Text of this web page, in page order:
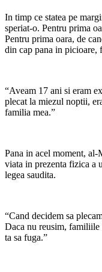
In timp ce statea pe
speriat-o. Pentru prima
Pentru prima oara, de
din cap pana in picioare,
“Aveam 17 ani si eram
plecat la miezul noptii,
familia mea.”
Pana in acel moment,
viata in prezenta fizica a
legea saudita.
“Cand decidem sa
Daca nu reusim, familiile
ta sa fuga.”